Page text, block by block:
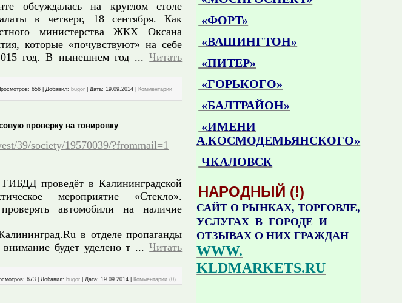
обсуждалась на круглом столе
в четверг, 18 сентября. Как
министерства ЖКХ Оксана
которые «почувствуют» на себе
год. В нынешнем год ...Читать
656 |Добавил: bugor |Дата: 19.09.2014
Комментарии
проверку на тонировку
39/society/19570039/?frommail=1
проведёт в Калининградской
мероприятие «Стекло».
автомобили на наличие
в отделе пропаганды
будет уделено т ...Читать
673 |Добавил: bugor |Дата: 19.09.2014 Комментарии (0)
«ФОРТ»
«ВАШИНГТОН»
«ПИТЕР»
«ГОРЬКОГО»
«БАЛТРАЙОН»
«ИМЕНИ
А.КОСМОДЕМЬЯНСКОГО»
ЧКАЛОВСК
НАРОДНЫЙ (!)
САЙТ О РЫНКАХ, ТОРГОВЛЕ,
УСЛУГАХ В ГОРОДЕ И
ОТЗЫВАХ О НИХ ГРАЖДАН
WWW.
KLDMARKETS.RU